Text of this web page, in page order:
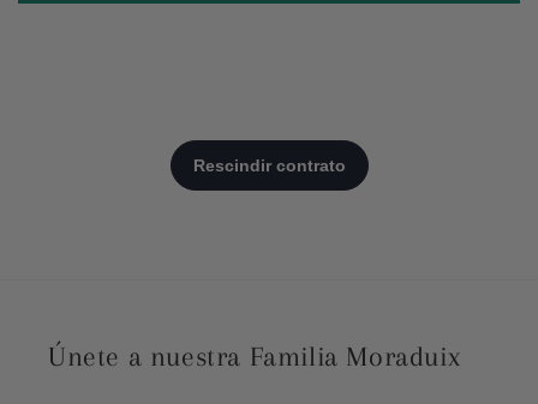
Únete a nuestra Familia Moraduix